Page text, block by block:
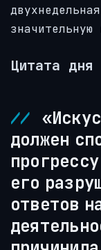
Цитата дня
должен
его
ответов